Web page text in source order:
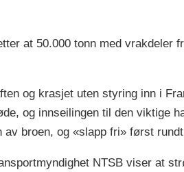
at 50.000 tonn med vrakdeler
og krasjet uten styring inn i
og innseilingen til den viktige
broen, og «slapp fri» først
NTSB viser at